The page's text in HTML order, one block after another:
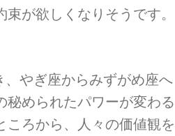
が欲しくなりそうです。
やぎ座からみずがめ座へ
秘められたパワーが変わる
ころから、人々の価値観を